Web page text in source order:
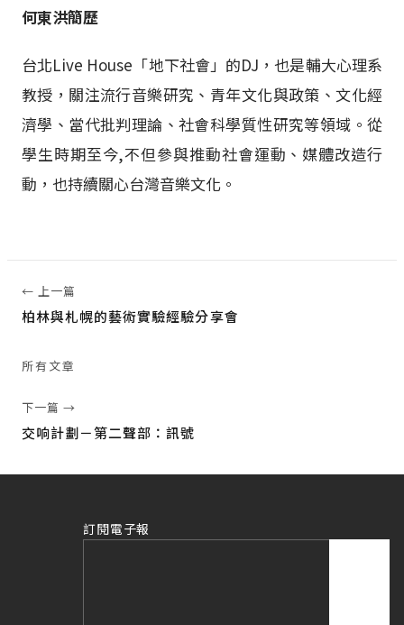
何東洪簡歷
台北Live House「地下社會」的DJ，也是輔大心理系
教授，關注流行音樂研究、青年文化與政策、文化經
濟學、當代批判理論、社會科學質性研究等領域。從
學生時期至今,不但參與推動社會運動、媒體改造行
動，也持續關心台灣音樂文化。
← 上一篇
柏林與札幌的藝術實驗經驗分享會
所有文章
下一篇 →
交响計劃－第二聲部：訊號
訂閱電子報